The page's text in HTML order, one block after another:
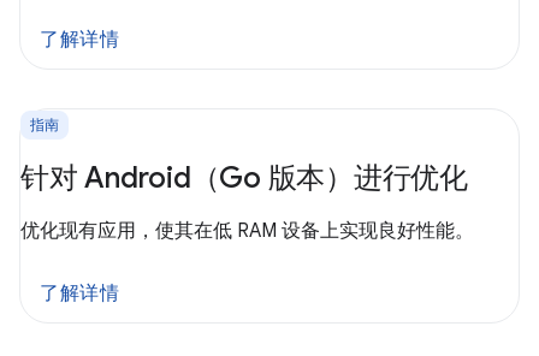
了解详情
指南
针对 Android（Go 版本）进行优化
优化现有应用，使其在低 RAM 设备上实现良好性能。
了解详情